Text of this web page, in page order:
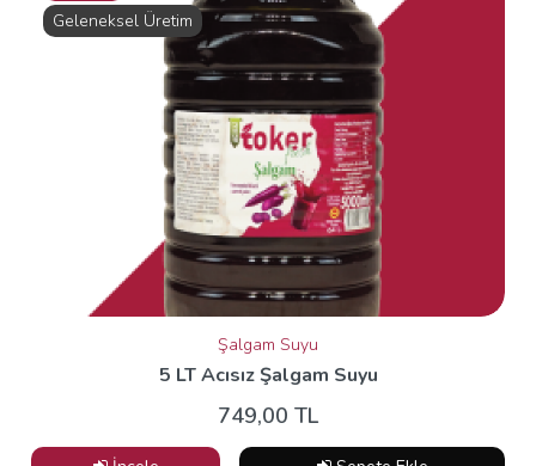
Geleneksel Üretim
Şalgam Suyu
5 LT Acısız Şalgam Suyu
749,00 TL